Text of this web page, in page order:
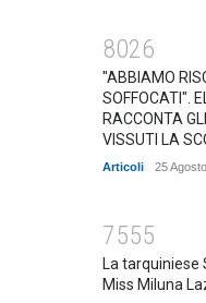
8026
"ABBIAMO
SOFFOCATI".
RACCONTA
VISSUTI LA
Articoli 25
7555
La tarquiniese
Miss Miluna